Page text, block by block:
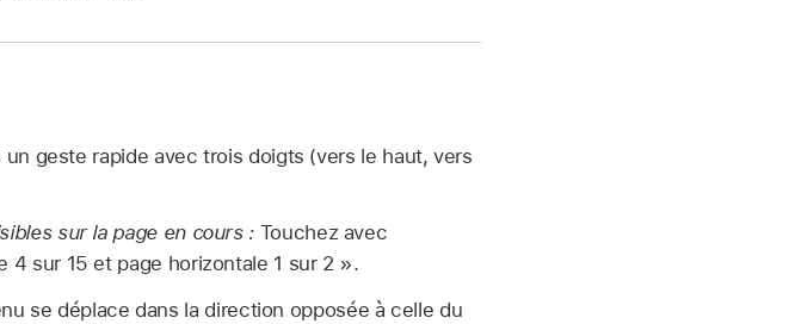
geste rapide avec trois doigts (vers le haut, vers
sur la page en cours : Touchez avec
4 sur 15 et page horizontale 1 sur 2 ».
se déplace dans la direction opposée à celle du